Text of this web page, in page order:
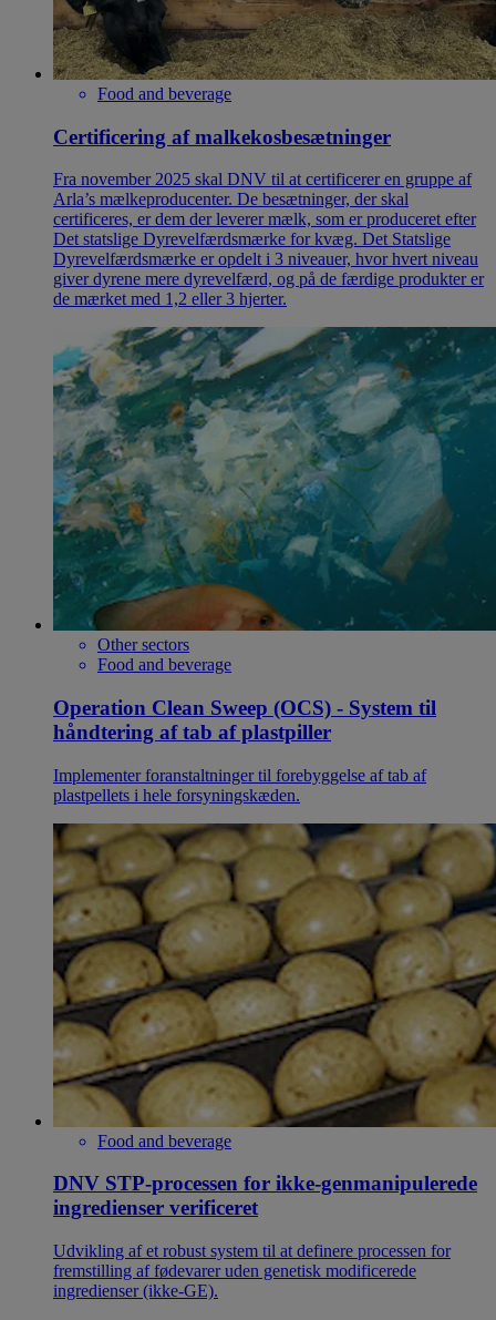
Food and beverage
Certificering af malkekosbesætninger
Fra november 2025 skal DNV til at certificerer en gruppe af
Arla’s mælkeproducenter. De besætninger, der skal
certificeres, er dem der leverer mælk, som er produceret efter
Det statslige Dyrevelfærdsmærke for kvæg. Det Statslige
Dyrevelfærdsmærke er opdelt i 3 niveauer, hvor hvert niveau
giver dyrene mere dyrevelfærd, og på de færdige produkter er
de mærket med 1,2 eller 3 hjerter.
Other sectors
Food and beverage
Operation Clean Sweep (OCS) - System til
håndtering af tab af plastpiller
Implementer foranstaltninger til forebyggelse af tab af
plastpellets i hele forsyningskæden.
Food and beverage
DNV STP-processen for ikke-genmanipulerede
ingredienser verificeret
Udvikling af et robust system til at definere processen for
fremstilling af fødevarer uden genetisk modificerede
ingredienser (ikke-GE).